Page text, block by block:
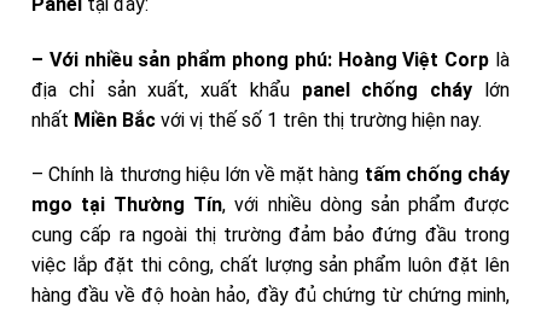
– Với nhiều sản phẩm phong phú: Hoàng Việt Corp là
địa chỉ sản xuất, xuất khẩu panel chống cháy lớn
nhất Miền Bắc với vị thế số 1 trên thị trường hiện nay.
– Chính là thương hiệu lớn về mặt hàng tấm chống cháy
mgo tại Thường Tín, với nhiều dòng sản phẩm được
cung cấp ra ngoài thị trường đảm bảo đứng đầu trong
việc lắp đặt thi công, chất lượng sản phẩm luôn đặt lên
hàng đầu về độ hoàn hảo, đầy đủ chứng từ chứng minh,